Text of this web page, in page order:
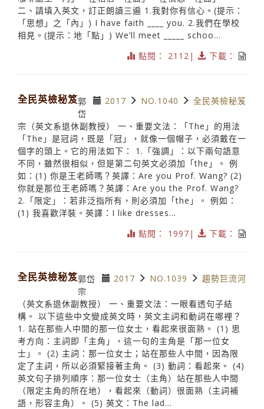
二、請填入英文，訂正朗讀三遍 1.我對你有信心。(提示：
「思想」之「內」) I have faith ____ you. 2.我們在學校
相見。(提示：地「點」) We’ll meet _____ schoo...
點閱： 2112|
下載：
全民英檢秘笈 2017 NO.1040 全民英檢秘笈
郭
岱
宗（英文系退休副教授） 一、重要文法：「The」的用法
「The」是冠詞，既是「冠」，就像一個帽子，必須戴在一
個字的頭上。它的用法如下： 1.「強調」：以下兩句語意
不同，雖然很相似，但是第二句英文必須加「the」。 例
如：(1) 你是王老師嗎？英譯：Are you Prof. Wang? (2)
你就是那位王老師嗎？英譯：Are you the Prof. Wang?
2.「限定」：若非泛指所有，則必須加「the」。 例如：
(1) 我喜歡洋裝。英譯：I like dresses...
點閱： 1997|
下載：
全民英檢秘笈 2017 NO.1039 趨勢巨流河
郭岱
宗
（英文系退休副教授） 一、重要文法：一眼看透句子結
構。 以下這些中文變成英文時，英文主詞和動詞在哪裡？
1. 站在那些人中間的那一位女士，看起來很面熟。 (1) 思
考方向：主詞即「主角」，這一句的主角是「那一位女
士」。 (2) 主詞：那一位女士；站在那些人中間，因為限
定了主詞，所以必須緊接著主角。 (3) 動詞：看起來。 (4)
英文句子排列順序：那一位女士（主角）站在那些人中間
（限定主角的所在地），看起來（動詞）很面熟（主詞補
語，形容主角）。 (5) 英文：The lad...